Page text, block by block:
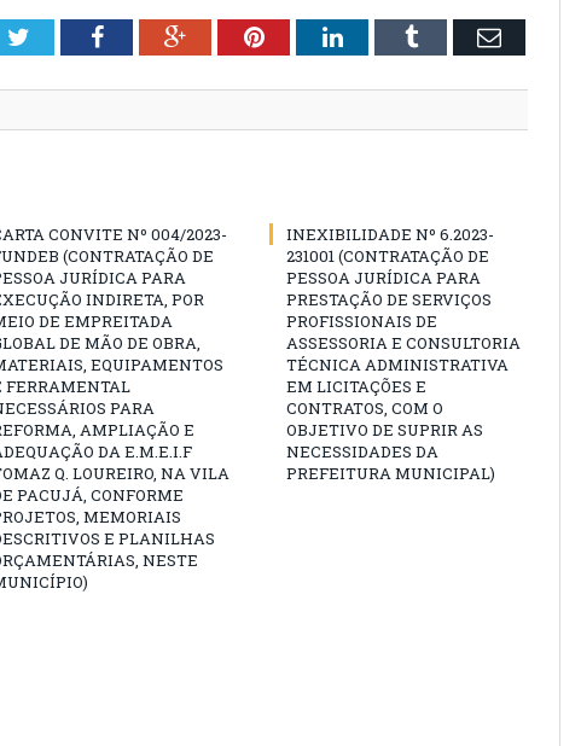
TwitterFacebookGoogle+PinterestLinkedInTumblr Email
CONVITE Nº 004/2023-
(CONTRATAÇÃO DE
JURÍDICA PARA
INDIRETA, POR
DE EMPREITADA
DE MÃO DE OBRA,
EQUIPAMENTOS
FERRAMENTAL
PARA
AMPLIAÇÃO E
DA E.M.E.I.F
Q. LOUREIRO, NA VILA
PACUJÁ, CONFORME
MEMORIAIS
E PLANILHAS
NESTE
INEXIBILIDADE Nº 6.2023-
231001 (CONTRATAÇÃO DE
PESSOA JURÍDICA PARA
PRESTAÇÃO DE SERVIÇOS
PROFISSIONAIS DE
ASSESSORIA E CONSULTORIA
TÉCNICA ADMINISTRATIVA
EM LICITAÇÕES E
CONTRATOS, COM O
OBJETIVO DE SUPRIR AS
NECESSIDADES DA
PREFEITURA MUNICIPAL)